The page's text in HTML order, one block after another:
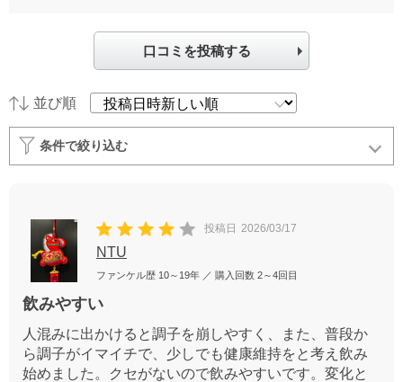
口コミを投稿する
並び順
条件で絞り込む
投稿日 2026/03/17
NTU
ファンケル歴 10～19年 ／ 購入回数 2～4回目
飲みやすい
人混みに出かけると調子を崩しやすく、また、普段か
ら調子がイマイチで、少しでも健康維持をと考え飲み
始めました。クセがないので飲みやすいです。変化と